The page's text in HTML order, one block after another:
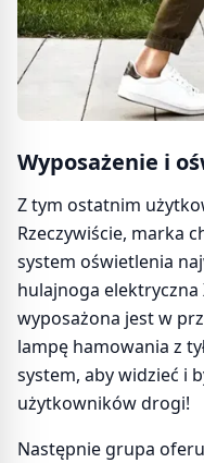
Wyposażenie i
Z tym ostatnim
Rzeczywiście, marka
system oświetlenia
hulajnoga elektryczna
wyposażona jest w
lampę hamowania z
system, aby widzieć i
użytkowników drogi!
Następnie grupa